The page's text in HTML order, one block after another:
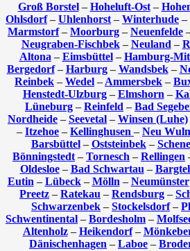
Groß Borstel– Hoheluft-Ost–
Ohlsdorf– Uhlenhorst – Winterhude –
Marmstorf– Moorburg – Neuenfelde
Neugraben-Fischbek– Neuland –
Altona – Eimsbüttel– Hamburg-
Bergedorf– Harburg– Wandsbek–
Reinbek – Wedel – Ammersbek –
Henstedt-Ulzburg– Elmshorn –
Lüneburg – Reinfeld – Bad
Nordheide – Seevetal – Winsen (Luhe)
– Itzehoe – Kellinghusen – Neu
Barsbüttel– Oststeinbek–
Bönningstedt – Tornesch – Rellingen
Oldesloe– Bad Schwartau –
Eutin – Lübeck– Mölln – Neumünster
Preetz – Ratekau – Rendsburg –
Schwarzenbek – Stockelsdorf–
Schwentinental – Bordesholm –
Altenholz– Heikendorf–
Dänischenhagen – Laboe –